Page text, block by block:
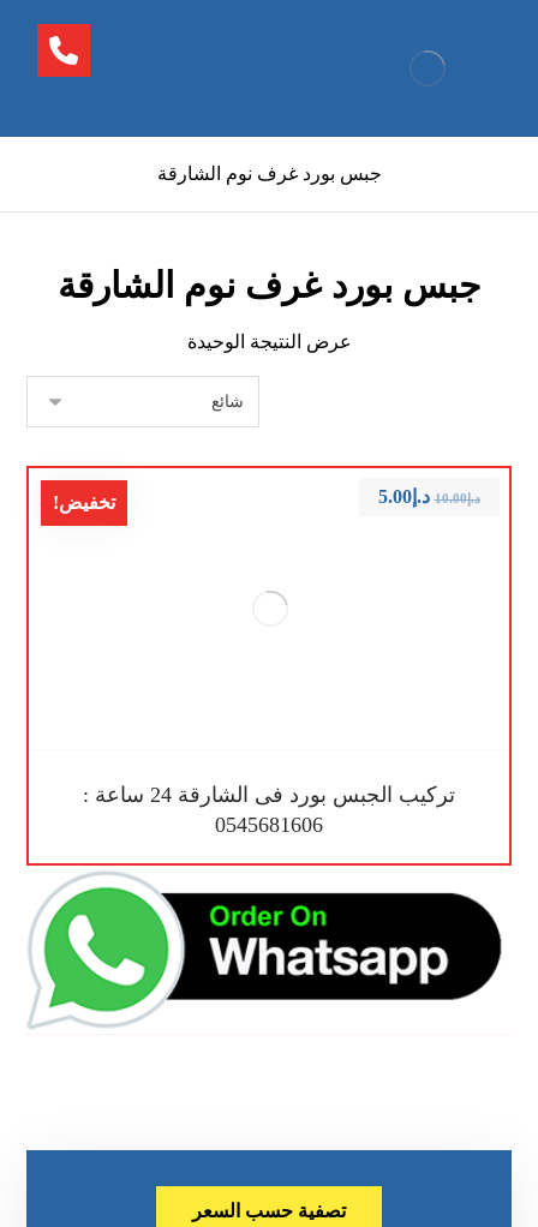
جبس بورد غرف نوم الشارقة
جبس بورد غرف نوم الشارقة
عرض النتيجة الوحيدة
تخفيض!
تركيب الجبس بورد فى الشارقة 24 ساعة :
0545681606
د.إ10.00 د.إ5.00
تصفية حسب السعر